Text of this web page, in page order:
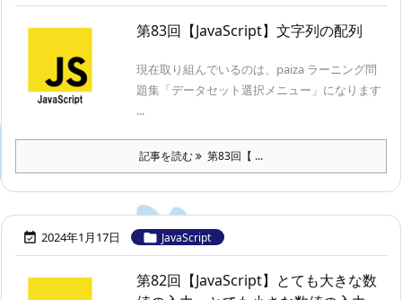
第83回【JavaScript】文字列の配列
現在取り組んでいるのは、paiza ラーニング問
題集「データセット選択メニュー」になります
...
記事を読む 第83回【 ...
 2024年1月17日  JavaScript
第82回【JavaScript】とても大きな数